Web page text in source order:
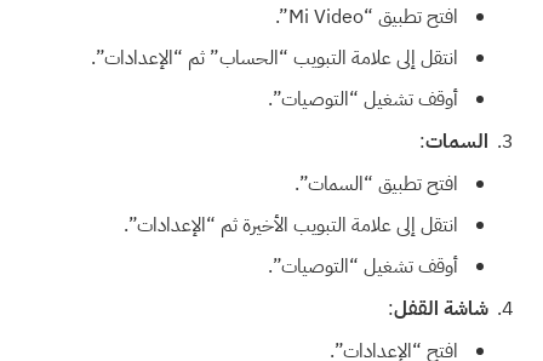
افتح تطبيق “Mi Video”.
انتقل إلى علامة التبويب “الحساب” ثم “الإعدادات”.
أوقف تشغيل “التوصيات”.
السمات:
افتح تطبيق “السمات”.
انتقل إلى علامة التبويب الأخيرة ثم “الإعدادات”.
أوقف تشغيل “التوصيات”.
شاشة القفل:
افتح “الإعدادات”.